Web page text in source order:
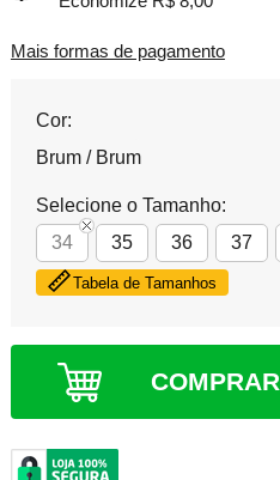
Mais formas de pagamento
Cor:
Brum / Brum
Selecione o Tamanho:
34
35 36 37
Tabela de Tamanhos
COMPRAR